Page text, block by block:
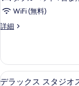
り
込
件
ー
ダ
ル
ま
WiFi (無料)
詳細
ス
ー
ド
ダ
デ13
デラックス スタジオ